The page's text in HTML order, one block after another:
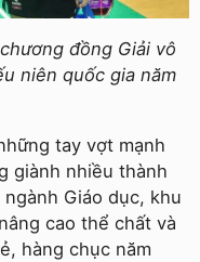
đồng Giải vô
niên quốc gia năm
tay vợt mạnh
giành nhiều thành
Giáo dục, khu
cao thể chất và
hàng chục năm